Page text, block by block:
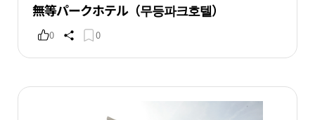
無等パークホテル（무등파크호텔）
0 0